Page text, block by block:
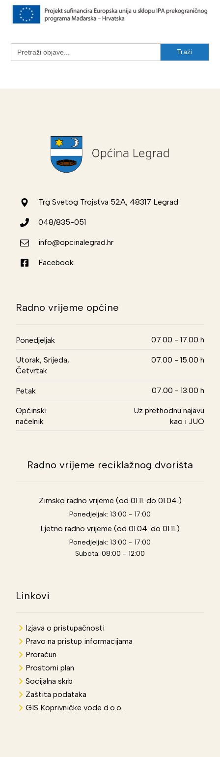
Search
for:
Trg Svetog Trojstva 52A, 48317 Legrad
048/835-051
info@opcinalegrad.hr
Facebook
Radno vrijeme općine
Ponedjeljak 07.00 - 17.00 h
Utorak, Srijeda,
Četvrtak
07.00 - 15.00 h
Petak 07.00 - 13.00 h
Općinski
načelnik
Uz prethodnu najavu
kao i JUO
Radno vrijeme reciklažnog dvorišta
Zimsko radno vrijeme (od 01.11. do 01.04.)
Ponedjeljak: 13:00 - 17:00
Ljetno radno vrijeme (od 01.04. do 01.11.)
Ponedjeljak: 13:00 - 17:00
Subota: 08:00 - 12:00
Linkovi
Izjava o pristupačnosti
Pravo na pristup informacijama
Proračun
Prostorni plan
Socijalna skrb
Zaštita podataka
GIS Koprivničke vode d.o.o.